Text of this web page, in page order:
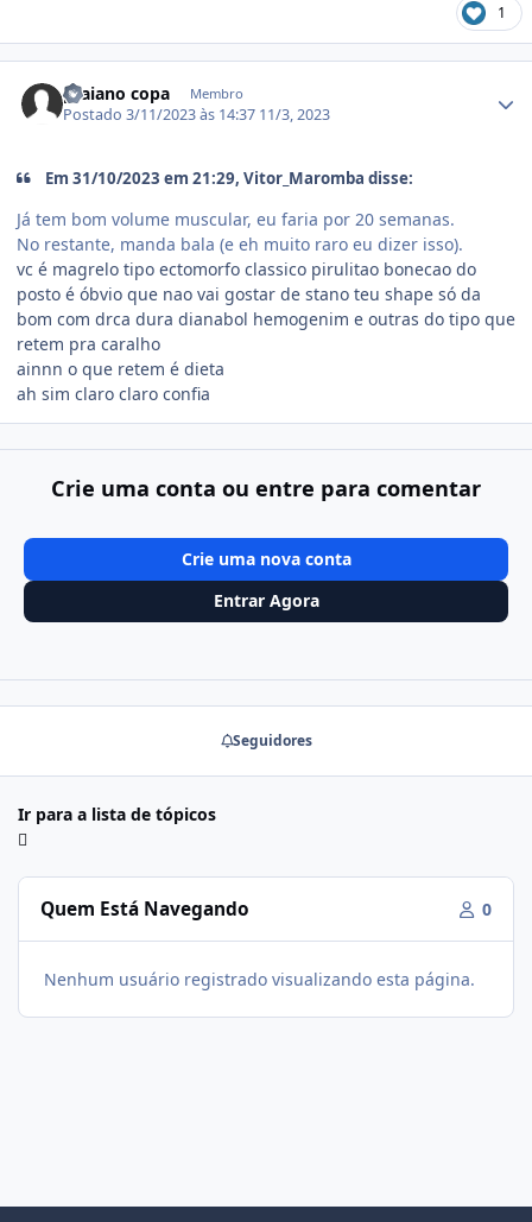
1
praiano copa Membro
Postado3/11/2023 às 14:37 11/3, 2023
Em 31/10/2023 em 21:29, Vitor_Maromba disse:
Já tem bom volume muscular, eu faria por 20 semanas.
No restante, manda bala (e eh muito raro eu dizer isso).
vc é magrelo tipo ectomorfo classico pirulitao bonecao do
posto é óbvio que nao vai gostar de stano teu shape só da
bom com drca dura dianabol hemogenim e outras do tipo que
retem pra caralho
ainnn o que retem é dieta
ah sim claro claro confia
Crie uma conta ou entre para comentar
Crie uma nova conta
Entrar Agora
Seguidores
Ir para a lista de tópicos
Quem Está Navegando 0
Nenhum usuário registrado visualizando esta página.